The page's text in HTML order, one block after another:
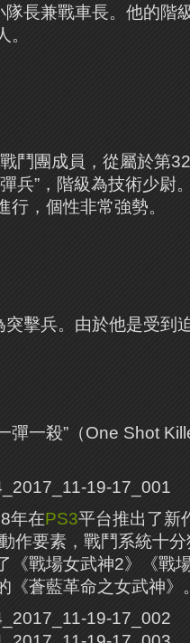
長兼戰車長。他的階
鬥團成員，從屬於第
兵”，階級為技術少尉
行，個性非常強勢。
擊兵。由於他是受到
彈一殺”（One Shot
年在PS3平台推出了新
作要素，戰鬥系統十
《戰場女武神2》《戰
《蒼藍革命之女武神》